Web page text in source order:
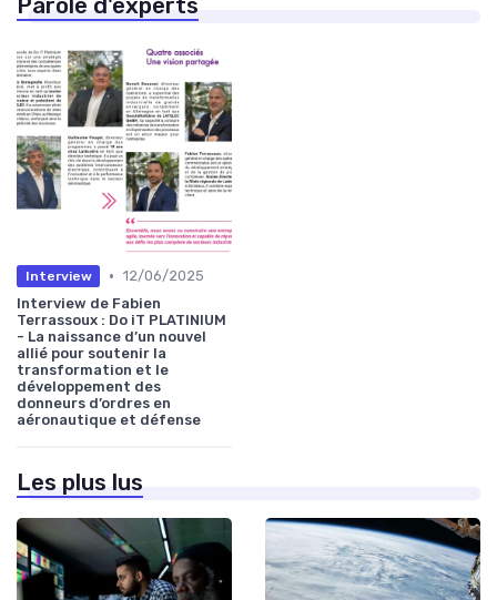
Parole d'experts
Interview • 12/06/2025
Interview de Fabien
Terrassoux : Do iT PLATINIUM
- La naissance d’un nouvel
allié pour soutenir la
transformation et le
développement des
donneurs d’ordres en
aéronautique et défense
Les plus lus